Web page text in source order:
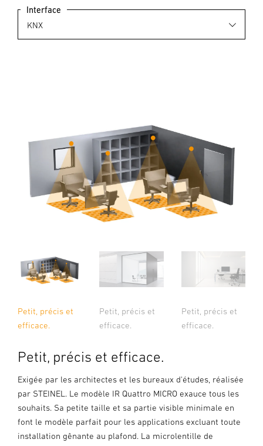
Interface
Petit, précis et
efficace.
Petit, précis et
efficace.
Petit, précis et
efficace.
Petit, précis et efficace.
Exigée par les architectes et les bureaux d'études, réalisée
par STEINEL. Le modèle IR Quattro MICRO exauce tous les
souhaits. Sa petite taille et sa partie visible minimale en
font le modèle parfait pour les applications excluant toute
installation gênante au plafond. La microlentille de